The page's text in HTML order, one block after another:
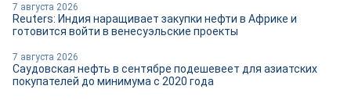
7 августа 2026
Reuters: Индия наращивает закупки нефти в Африке и
готовится войти в венесуэльские проекты
7 августа 2026
Саудовская нефть в сентябре подешевеет для азиатских
покупателей до минимума с 2020 года